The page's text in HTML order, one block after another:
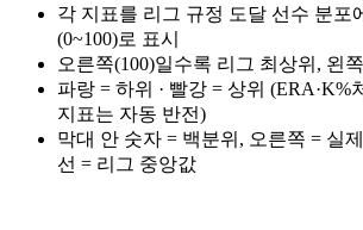
각 지표를 리그 규정 도달 선수 분포
(0~100)로 표시
오른쪽(100)일수록 리그 최상위, 왼
파랑 = 하위 · 빨강 = 상위 (ERA·K%
지표는 자동 반전)
막대 안 숫자 = 백분위, 오른쪽 = 실
선 = 리그 중앙값